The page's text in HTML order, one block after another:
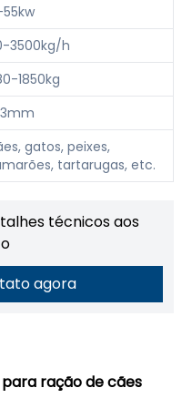
55kw
3500kg/h
1850kg
gatos, peixes,
tartarugas, etc.
técnicos aos
agora
ração de cães